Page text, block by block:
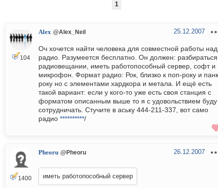
1
104
Alex @Alex_Neil 25.12.2007
Оч хочется найти человека для совместной работы над
радио. Разумеется бесплатно. Он должен:
радиовещании, иметь работопособный сервер, софт и
микрофон. Формат радио: Рок, близко к поп-року и
року но с элементами хардкора и метала. И ещё есть
такой вариант: если у кого-то уже есть своя станция с
форматом описанным выше то я с удовольствием буду
сотрудничать. Стучите в аську 444-211-337, вот само
радио **********/
1400
Pheoru @Pheoru 26.12.2007
иметь работопособный сервер